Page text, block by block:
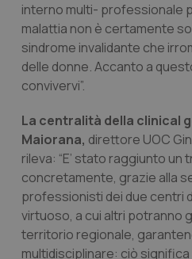
interno multi- professionale
malattia non è certamente
sindrome invalidante che
delle donne. Accanto a
convivervi”.
La centralità della clinical
Maiorana, direttore UOC
rileva: “E’ stato raggiunto
concretamente, grazie alla
professionisti dei due centri
virtuoso, a cui altri potranno
territorio regionale,
multidisciplinare: ciò